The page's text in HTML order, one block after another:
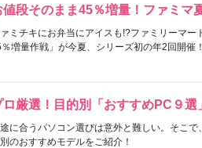
値段そのまま45％増量！ファミマ
ミチキにお弁当にアイスも!?ファミリーマー
増量作戦」が今夏、シリーズ初の年2回開催！
ロ厳選！目的別「おすすめPC９選
に合うパソコン選びは意外と難しい。そこ
のおすすめモデルをご紹介！